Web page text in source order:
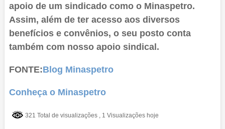
apoio de um sindicado como o Minaspetro.
Assim, além de ter acesso aos diversos
benefícios e convênios, o seu posto conta
também com nosso apoio sindical.
FONTE:Blog Minaspetro
Conheça o Minaspetro
321 Total de visualizações , 1 Visualizações hoje